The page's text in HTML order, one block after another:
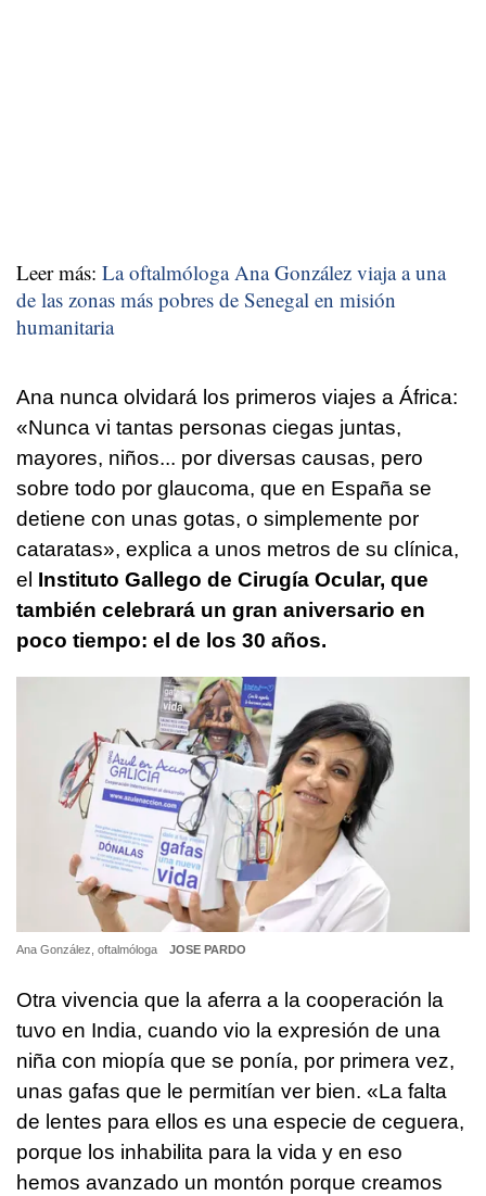
Leer más: La oftalmóloga Ana González viaja a una
de las zonas más pobres de Senegal en misión
humanitaria
Ana nunca olvidará los primeros viajes a África:
«Nunca vi tantas personas ciegas juntas,
mayores, niños... por diversas causas, pero
sobre todo por glaucoma, que en España se
detiene con unas gotas, o simplemente por
cataratas», explica a unos metros de su clínica,
el Instituto Gallego de Cirugía Ocular, que
también celebrará un gran aniversario en
poco tiempo: el de los 30 años.
Ana González, oftalmóloga JOSE PARDO
Otra vivencia que la aferra a la cooperación la
tuvo en India, cuando vio la expresión de una
niña con miopía que se ponía, por primera vez,
unas gafas que le permitían ver bien. «La falta
de lentes para ellos es una especie de ceguera,
porque los inhabilita para la vida y en eso
hemos avanzado un montón porque creamos